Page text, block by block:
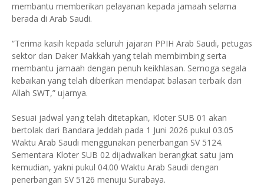
membantu memberikan pelayanan kepada jamaah selama
berada di Arab Saudi.
“Terima kasih kepada seluruh jajaran PPIH Arab Saudi, petugas
sektor dan Daker Makkah yang telah membimbing serta
membantu jamaah dengan penuh keikhlasan. Semoga segala
kebaikan yang telah diberikan mendapat balasan terbaik dari
Allah SWT,” ujarnya.
Sesuai jadwal yang telah ditetapkan, Kloter SUB 01 akan
bertolak dari Bandara Jeddah pada 1 Juni 2026 pukul 03.05
Waktu Arab Saudi menggunakan penerbangan SV 5124.
Sementara Kloter SUB 02 dijadwalkan berangkat satu jam
kemudian, yakni pukul 04.00 Waktu Arab Saudi dengan
penerbangan SV 5126 menuju Surabaya.